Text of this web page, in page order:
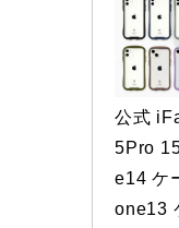
公式
5Pro
e14 ケ
one13